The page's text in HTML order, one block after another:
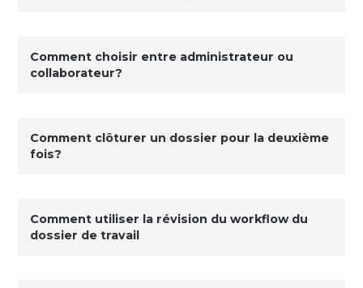
Comment choisir entre administrateur ou
collaborateur?
Comment clôturer un dossier pour la deuxième
fois?
Comment utiliser la révision du workflow du
dossier de travail